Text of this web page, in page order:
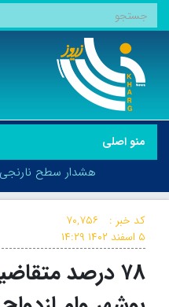
منو اصلی
هشدار سطح
هشدار سطح نارنجی
کد خبر :
۷۰,۷۵۶
۵ اسفند ۱۴۰۲
۱۴:۲۹
۷۸ درصد